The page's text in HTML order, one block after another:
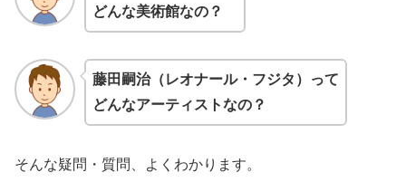
どんな美術館なの？
藤田嗣治（レオナール・フジタ ）って
どんなアーティストなの？
そんな疑問・質問、よくわかります。